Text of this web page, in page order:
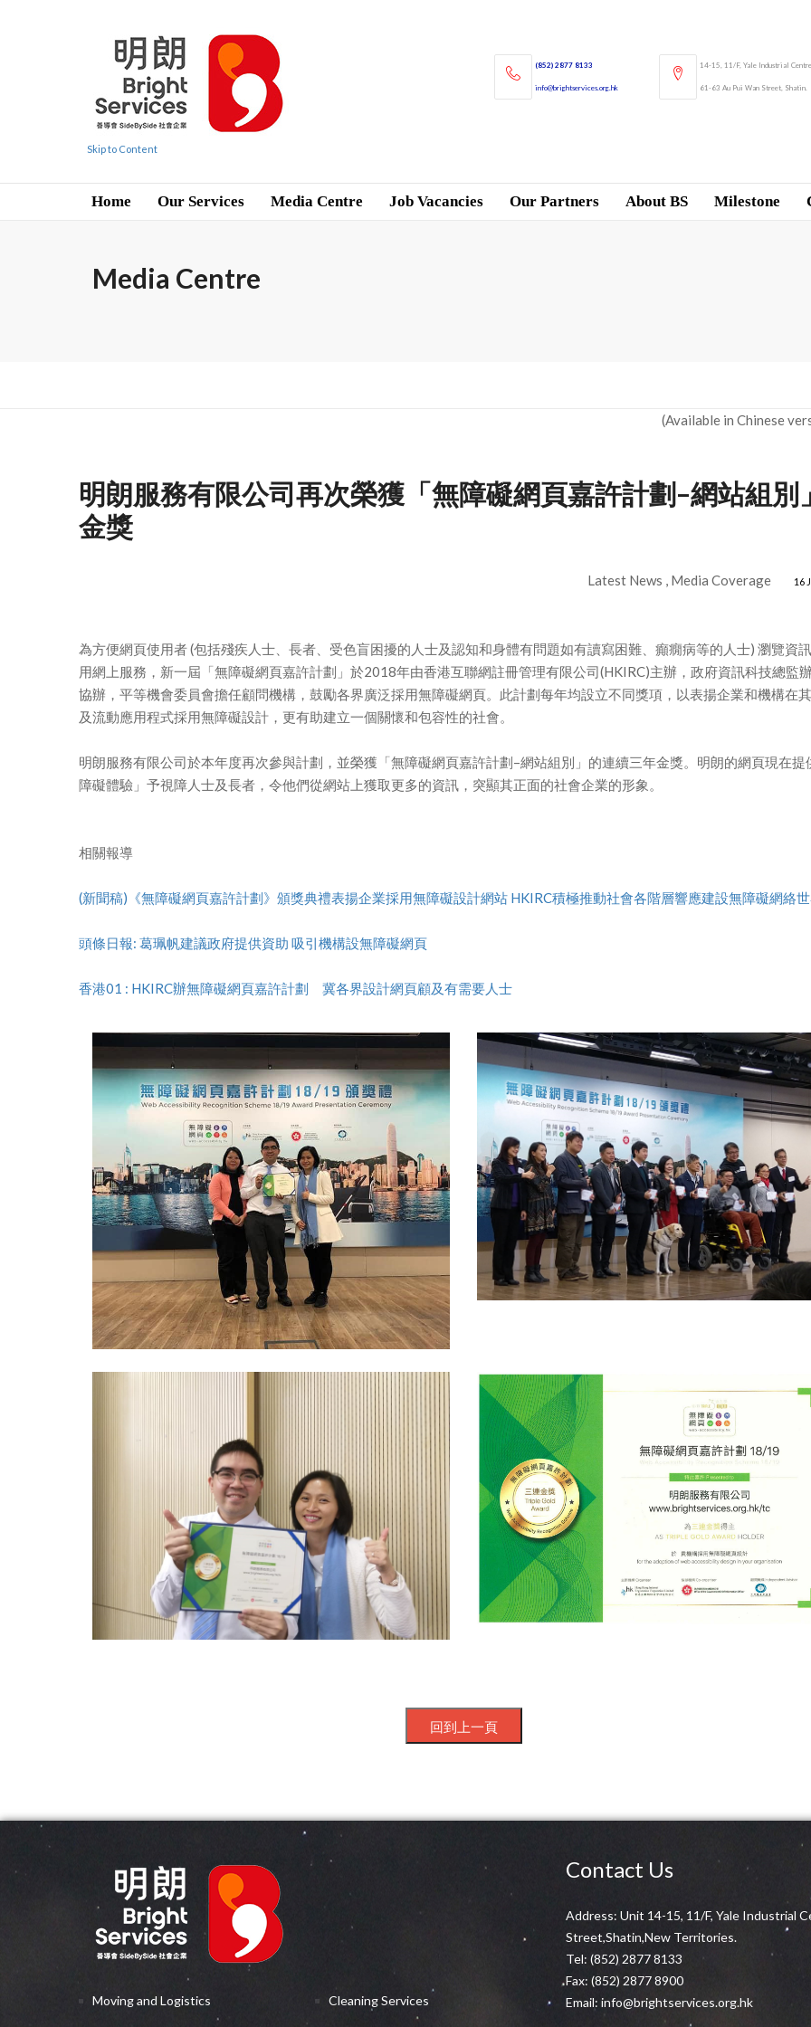
Skip to Content
(852) 2877 8133
info@brightservices.org.hk
14-15, 11/F, Yale Industrial Centre
61-63 Au Pui Wan Street, Shatin.
Home Our Services Media Centre Job Vacancies Our Partners About BS Milestone
Media Centre
(Available in Chinese
明朗服務有限公司再次榮獲「無障礙網頁嘉許計劃–網站組別
金獎
Latest News , Media Coverage 16
為方便網頁使用者 (包括殘疾人士、長者、受色盲困擾的人士及認知和身體有問題如有讀寫困難、癲癇病等的人士) 瀏覽資
用網上服務，新一屆「無障礙網頁嘉許計劃」於2018年由香港互聯網註冊管理有限公司(HKIRC)主辦，政府資訊科技總監
協辦，平等機會委員會擔任顧問機構，鼓勵各界廣泛採用無障礙網頁。此計劃每年均設立不同獎項，以表揚企業和機構在
及流動應用程式採用無障礙設計，更有助建立一個關懷和包容性的社會。
明朗服務有限公司於本年度再次參與計劃，並榮獲「無障礙網頁嘉許計劃–網站組別」的連續三年金獎。明朗的網頁現在提
障礙體驗」予視障人士及長者，令他們從網站上獲取更多的資訊，突顯其正面的社會企業的形象。
相關報導
(新聞稿)《無障礙網頁嘉許計劃》頒獎典禮表揚企業採用無障礙設計網站 HKIRC積極推動社會各階層響應建設無障礙網絡
頭條日報: 葛珮帆建議政府提供資助 吸引機構設無障礙網頁
香港01 : HKIRC辦無障礙網頁嘉許計劃 冀各界設計網頁顧及有需要人士
Moving and Logistics Cleaning Services
Contact Us
Address: Unit 14-15, 11/F, Yale Industrial
Street,Shatin,New Territories.
Tel:(852) 2877 8133
Fax: (852) 2877 8900
Email:info@brightservices.org.hk